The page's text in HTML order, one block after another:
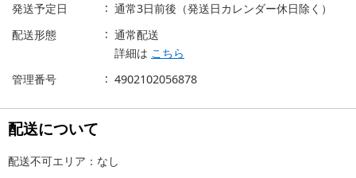
発送予定日
通常3日前後（発送日カレンダー休日除く）
配送形態
通常配送
詳細は こちら
管理番号
4902102056878
配送について
配送不可エリア：なし